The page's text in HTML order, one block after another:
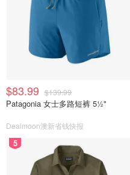
$83.99 $139.99
Patagonia 女士多路短裤 5½"
Dealmoon澳新省钱快报
5